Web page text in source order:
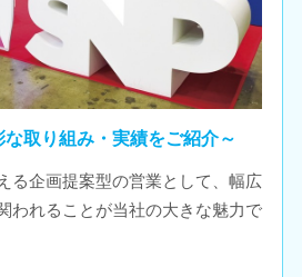
な取り組み・実績をご紹介～
る企画提案型の営業として、幅広
われることが当社の大きな魅力で